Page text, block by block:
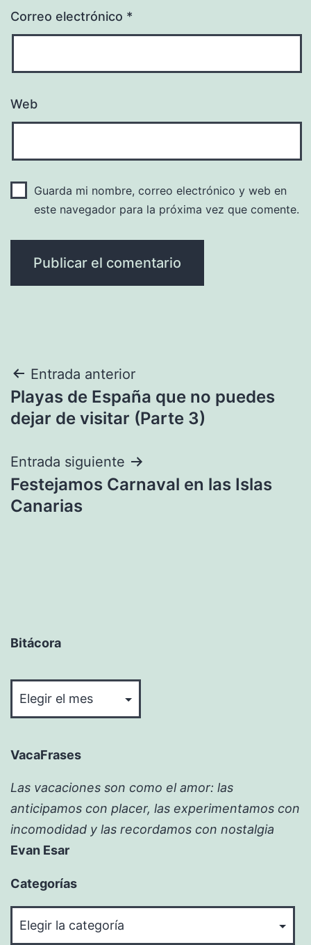
Correo electrónico *
Web
Guarda mi nombre, correo electrónico y web en
este navegador para la próxima vez que comente.
Navegación
de
Entrada anterior
Playas de España que no puedes
dejar de visitar (Parte 3)
Entrada siguiente
Festejamos Carnaval en las Islas
Canarias
Bitácora
VacaFrases
Las vacaciones son como el amor: las
anticipamos con placer, las experimentamos con
incomodidad y las recordamos con nostalgia
Evan Esar
Categorías